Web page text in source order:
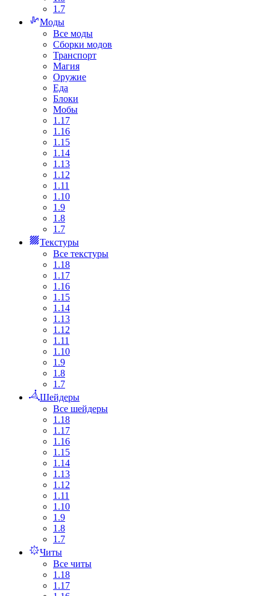
1.7
Моды
Все моды
Сборки модов
Транспорт
Магия
Оружие
Еда
Блоки
Мобы
1.17
1.16
1.15
1.14
1.13
1.12
1.11
1.10
1.9
1.8
1.7
Текстуры
Все текстуры
1.18
1.17
1.16
1.15
1.14
1.13
1.12
1.11
1.10
1.9
1.8
1.7
Шейдеры
Все шейдеры
1.18
1.17
1.16
1.15
1.14
1.13
1.12
1.11
1.10
1.9
1.8
1.7
Читы
Все читы
1.18
1.17